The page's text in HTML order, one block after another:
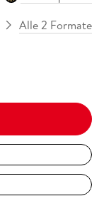
Alle 2 Formate